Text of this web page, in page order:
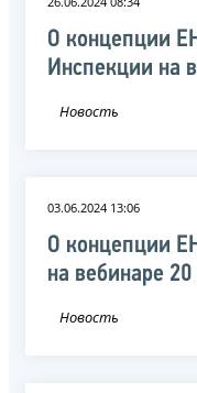
О концепции
Инспекции на
Новость
03.06.2024 13:06
О концепции
на вебинаре
Новость